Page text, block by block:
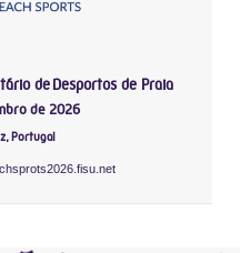
de Desportos de Praia
de 2026
Portugal